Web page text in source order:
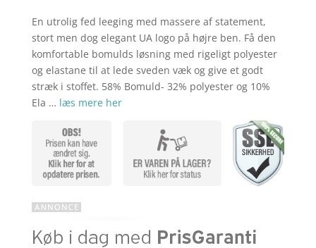
kr.
pris
er:
kr.
En utrolig fed leeging med massere af statement,
stort men dog elegant UA logo på højre ben. Få den
komfortable bomulds løsning med rigeligt polyester
og elastane til at lede sveden væk og give et godt
stræk i stoffet. 58% Bomuld- 32% polyester og 10%
Ela … læs mere her